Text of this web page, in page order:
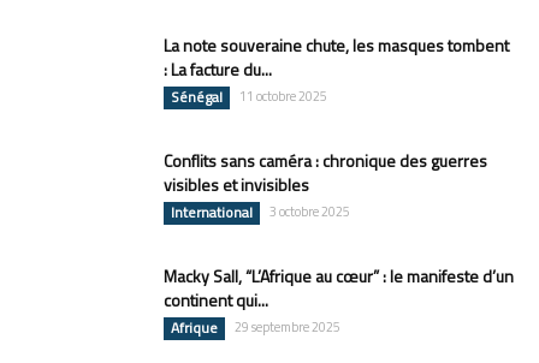
La note souveraine chute, les masques tombent
: La facture du...
Sénégal 11 octobre 2025
Conflits sans caméra : chronique des guerres
visibles et invisibles
International 3 octobre 2025
Macky Sall, “L’Afrique au cœur” : le manifeste d’un
continent qui...
Afrique 29 septembre 2025